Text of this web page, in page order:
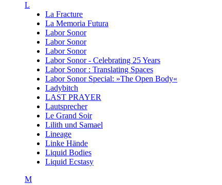
L
La Fracture
La Memoria Futura
Labor Sonor
Labor Sonor
Labor Sonor
Labor Sonor - Celebrating 25 Years
Labor Sonor : Translating Spaces
Labor Sonor Special: »The Open Body«
Ladybitch
LAST PRAYER
Lautsprecher
Le Grand Soir
Lilith und Samael
Lineage
Linke Hände
Liquid Bodies
Liquid Ecstasy
M